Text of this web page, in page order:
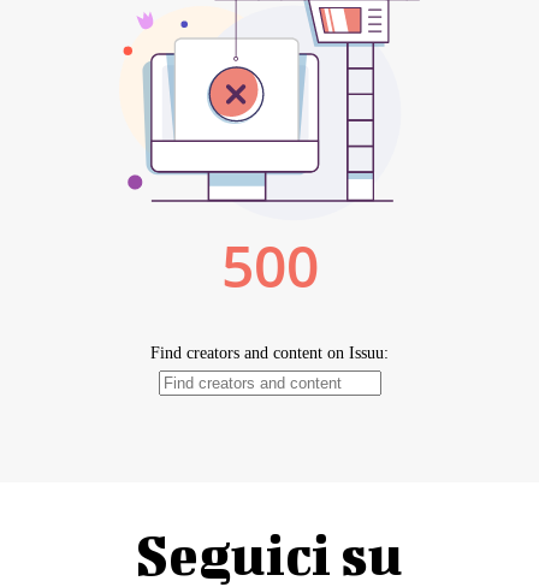
Seguici su